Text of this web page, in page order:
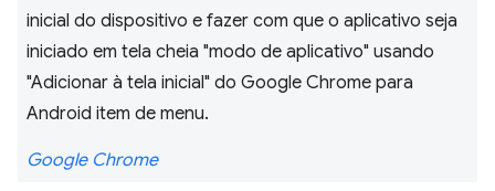
inicial do dispositivo e fazer com que o aplicativo seja
iniciado em tela cheia "modo de aplicativo" usando
"Adicionar à tela inicial" do Google Chrome para
Android item de menu.
Google Chrome